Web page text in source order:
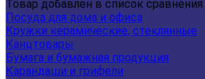
Товар добавлен в список сравнения
Посуда для дома и офиса
Кружки керамические, стеклянные
Канцтовары
Бумага и бумажная продукция
Карандаши и грифели